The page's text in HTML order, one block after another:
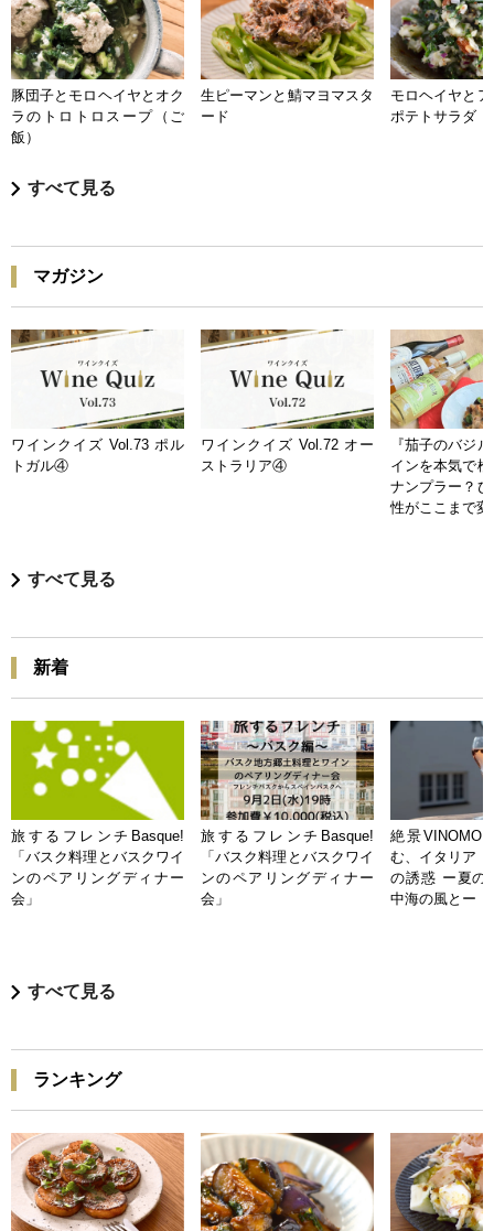
豚団子とモロヘイヤとオク
ラのトロトロスープ（ご
飯）
生ピーマンと鯖マヨマスタ
ード
モロヘイヤと
ポテトサラダ
すべて見る
マガジン
ワインクイズ Vol.73 ポル
トガル④
ワインクイズ Vol.72 オー
ストラリア④
『茄子のバジ
インを本気で
ナンプラー？
性がここまで
すべて見る
新着
旅するフレンチBasque!
「バスク料理とバスクワイ
ンのペアリングディナー
会」
旅するフレンチBasque!
「バスク料理とバスクワイ
ンのペアリングディナー
会」
絶景
む、イタリア
の誘惑 ー夏の
中海の風とー
すべて見る
ランキング